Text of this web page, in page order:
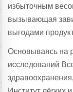
избыточным
вызывающая
выгодами
Основываясь на
исследований